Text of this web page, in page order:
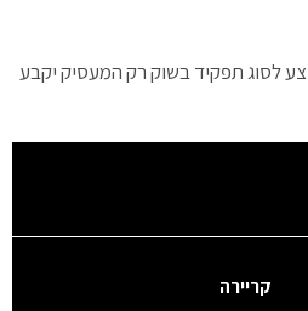
לסוג תפקיד בשוק רק המעסיק יקבע
קריירה